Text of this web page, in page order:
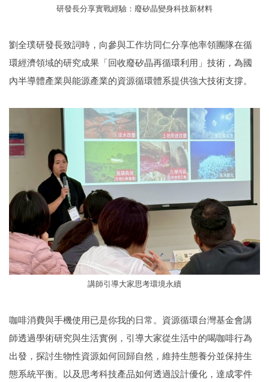
研發長分享實戰經驗：廢矽晶變身科技新材料
劉全璞研發長致詞時，向參與工作坊同仁分享他率領團隊在循
環經濟領域的研究成果「回收廢矽晶再循環利用」技術，為國
內半導體產業與能源產業的資源循環體系提供強大技術支撐。
講師引導大家思考環境永續
咖啡消費與手機使用已是你我的日常。資源循環台灣基金會講
師透過學術研究與生活實例，引導大家從生活中的喝咖啡行為
出發，探討生物性資源如何回歸自然，維持生態養分並保持生
態系統平衡。以及思考科技產品如何透過設計優化，達成零件